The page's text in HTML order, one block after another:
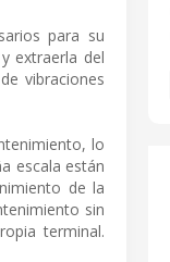
para su
extraerla del
vibraciones
lo
escala están
de la
sin
terminal.